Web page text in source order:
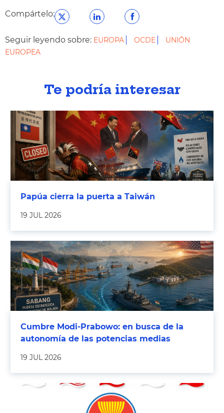
Compártelo:
Seguir leyendo sobre: EUROPA OCDE
UNIÓN
EUROPEA
Te podría interesar
Papúa cierra la puerta a Taiwán
19 JUL 2026
Cumbre Modi-Prabowo: en busca de la
autonomía de las potencias medias
19 JUL 2026